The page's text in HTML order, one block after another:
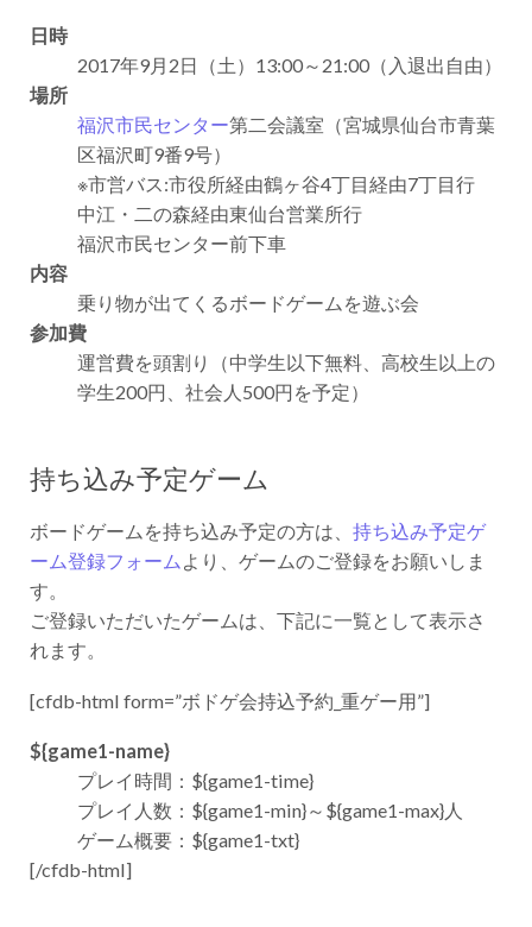
日時
2017年9月2日（土）13:00～21:00（入退出自由）
場所
福沢市民センター第二会議室（宮城県仙台市青葉
区福沢町9番9号）
※市営バス:市役所経由鶴ヶ谷4丁目経由7丁目行
中江・二の森経由東仙台営業所行
福沢市民センター前下車
内容
乗り物が出てくるボードゲームを遊ぶ会
参加費
運営費を頭割り（中学生以下無料、高校生以上の
学生200円、社会人500円を予定）
持ち込み予定ゲーム
ボードゲームを持ち込み予定の方は、 持ち込み予定ゲ
ーム登録フォーム より、ゲームのご登録をお願いしま
す。
ご登録いただいたゲームは、下記に一覧として表示さ
れます。
[cfdb-html form=”ボドゲ会持込予約_重ゲー用”]
${game1-name}
プレイ時間：${game1-time}
プレイ人数：${game1-min}～${game1-max}人
ゲーム概要：${game1-txt}
[/cfdb-html]